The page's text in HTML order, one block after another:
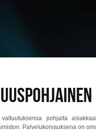
pohjalta
Palvelukorvauksena on